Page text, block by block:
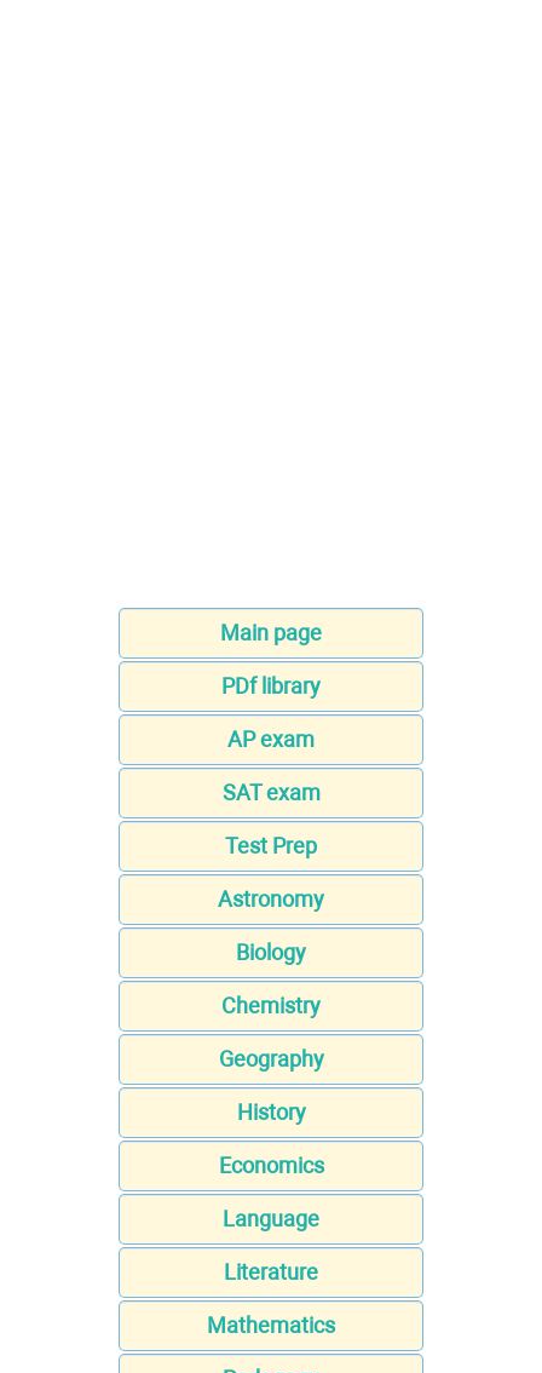
Main page
PDf library
AP exam
SAT exam
Test Prep
Astronomy
Biology
Chemistry
Geography
History
Economics
Language
Literature
Mathematics